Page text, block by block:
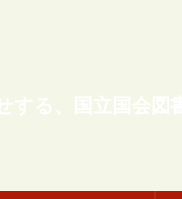
する、国立国会図